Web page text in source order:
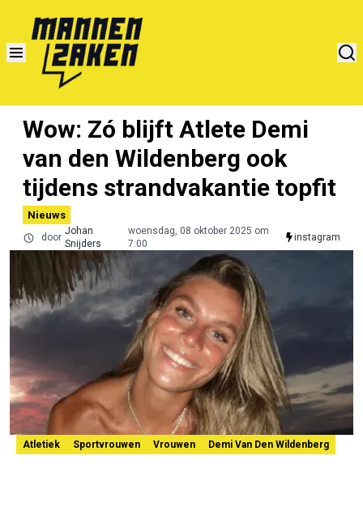
Wow: Zó blijft Atlete Demi
van den Wildenberg ook
tijdens strandvakantie topfit
Nieuws
door
Johan
Snijders
woensdag, 08 oktober 2025 om
7:00
instagram
Atletiek Sportvrouwen Vrouwen Demi Van Den Wildenberg